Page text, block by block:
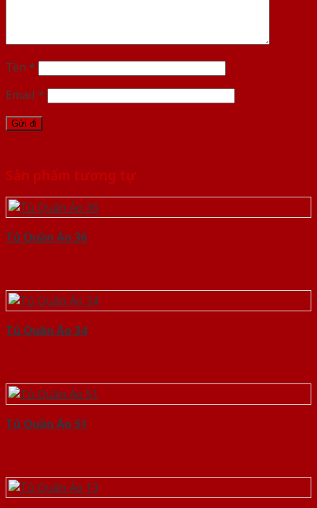
Tên *
Email *
Sản phẩm tương tự
Tủ Quần Áo 36
Tủ Quần Áo 34
Tủ Quần Áo 51